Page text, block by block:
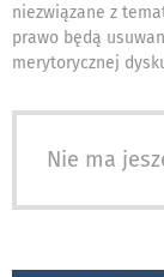
niezwiązane z
prawo będą
merytorycznej
Nie ma